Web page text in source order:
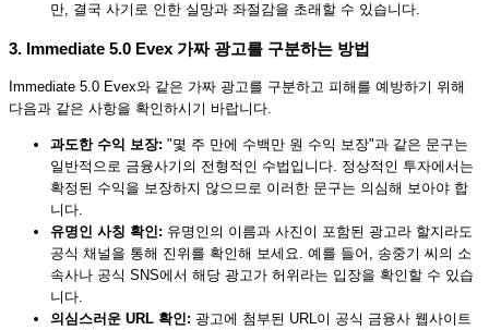
만, 결국 사기로 인한 실망과 좌절감을 초래할 수 있습니다.
3. Immediate 5.0 Evex 가짜 광고를 구분하는 방법
Immediate 5.0 Evex와 같은 가짜 광고를 구분하고 피해를 예방하기 위해
다음과 같은 사항을 확인하시기 바랍니다.
과도한 수익 보장: "몇 주 만에 수백만 원 수익 보장"과 같은 문구는
일반적으로 금융사기의 전형적인 수법입니다. 정상적인 투자에서는
확정된 수익을 보장하지 않으므로 이러한 문구는 의심해 보아야 합
니다.
유명인 사칭 확인: 유명인의 이름과 사진이 포함된 광고라 할지라도
공식 채널을 통해 진위를 확인해 보세요. 예를 들어, 송중기 씨의 소
속사나 공식 SNS에서 해당 광고가 허위라는 입장을 확인할 수 있습
니다.
의심스러운 URL 확인: 광고에 첨부된 URL이 공식 금융사 웹사이트